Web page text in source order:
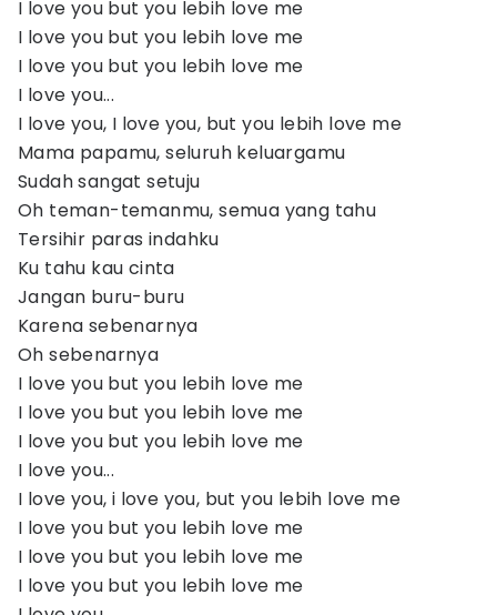
I love you but you lebih love me
I love you but you lebih love me
I love you but you lebih love me
I love you...
I love you, I love you, but you lebih love me
Mama papamu, seluruh keluargamu
Sudah sangat setuju
Oh teman-temanmu, semua yang tahu
Tersihir paras indahku
Ku tahu kau cinta
Jangan buru-buru
Karena sebenarnya
Oh sebenarnya
I love you but you lebih love me
I love you but you lebih love me
I love you but you lebih love me
I love you...
I love you, i love you, but you lebih love me
I love you but you lebih love me
I love you but you lebih love me
I love you but you lebih love me